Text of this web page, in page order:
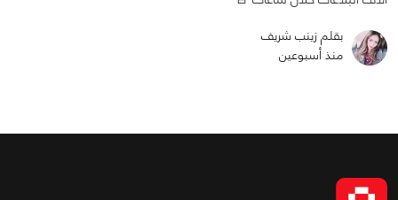
بقلم زينب شريف
منذ أسبوعين